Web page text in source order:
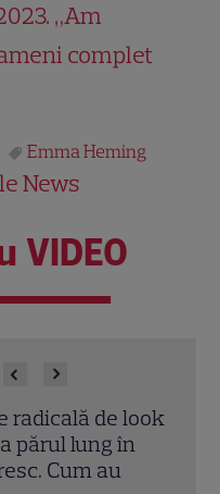
„Am
complet
Emma Heming
News
VIDEO
$ purtat
2026: E dotat